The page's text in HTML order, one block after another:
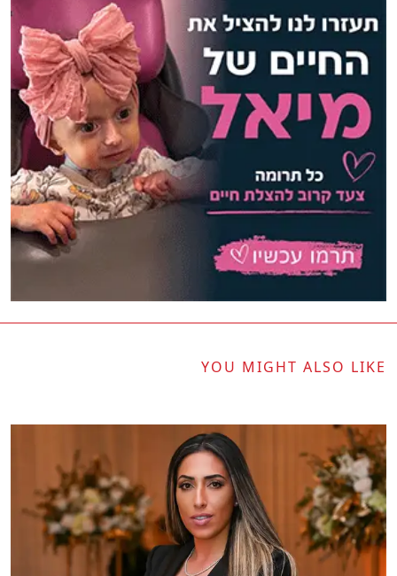
YOU MIGHT ALSO LIKE